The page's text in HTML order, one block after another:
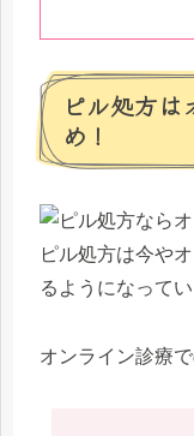
ピル処方
め！
ピル処方は今や
るようになってい
オンライン診療